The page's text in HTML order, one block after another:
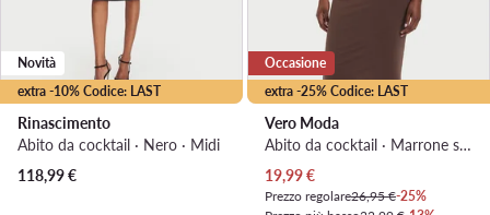
extra -10% Codice: LAST
Novità
Rinascimento
Abito da cocktail · Nero · Midi
118,99€
extra -25% Codice: LAST
Occasione
Vero Moda
Abito da cocktail · Marrone scuro · Mini
Prezzo attuale
19,99€
Prezzo regolare26,95 €-25%